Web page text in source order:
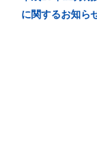
に関するお知ら